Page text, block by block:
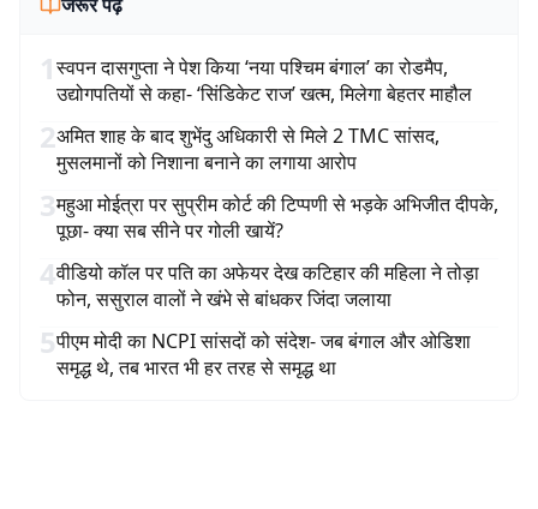
1स्वपन दासगुप्ता ने पेश किया ‘नया पश्चिम बंगाल’ का रोडमैप,
उद्योगपतियों से कहा- ‘सिंडिकेट राज’ खत्म, मिलेगा बेहतर माहौल
2अमित शाह के बाद शुभेंदु अधिकारी से मिले 2 TMC सांसद,
मुसलमानों को निशाना बनाने का लगाया आरोप
3महुआ मोईत्रा पर सुप्रीम कोर्ट की टिप्पणी से भड़के अभिजीत दीपके,
पूछा- क्या सब सीने पर गोली खायें?
4वीडियो कॉल पर पति का अफेयर देख कटिहार की महिला ने तोड़ा
फोन, ससुराल वालों ने खंभे से बांधकर जिंदा जलाया
5पीएम मोदी का NCPI सांसदों को संदेश- जब बंगाल और ओडिशा
समृद्ध थे, तब भारत भी हर तरह से समृद्ध था